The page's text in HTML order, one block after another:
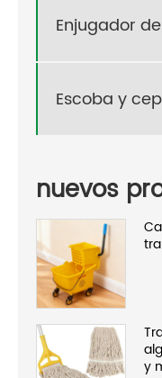
Enjugador
Escoba y
nuevos
y